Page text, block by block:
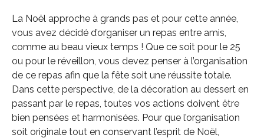
La Noël approche à grands pas et pour cette année,
vous avez décidé d’organiser un repas entre amis,
comme au beau vieux temps ! Que ce soit pour le 25
ou pour le réveillon, vous devez penser à l’organisation
de ce repas afin que la fête soit une réussite totale.
Dans cette perspective, de la décoration au dessert en
passant par le repas, toutes vos actions doivent être
bien pensées et harmonisées. Pour que l’organisation
soit originale tout en conservant l’esprit de Noël,